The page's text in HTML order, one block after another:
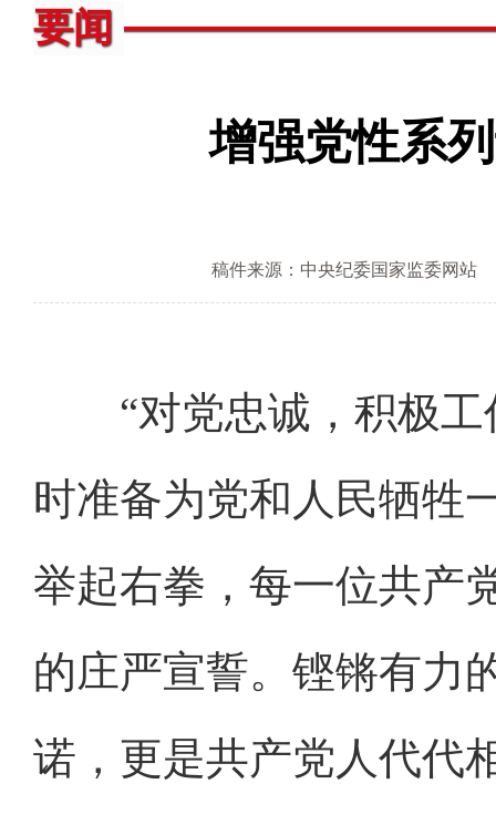
要闻
增强党性系
稿件来源：中央纪委国家监委网站
“对党忠诚，积极工
时准备为党和人民牺牲
举起右拳，每一位共产
的庄严宣誓。铿锵有力
诺，更是共产党人代代